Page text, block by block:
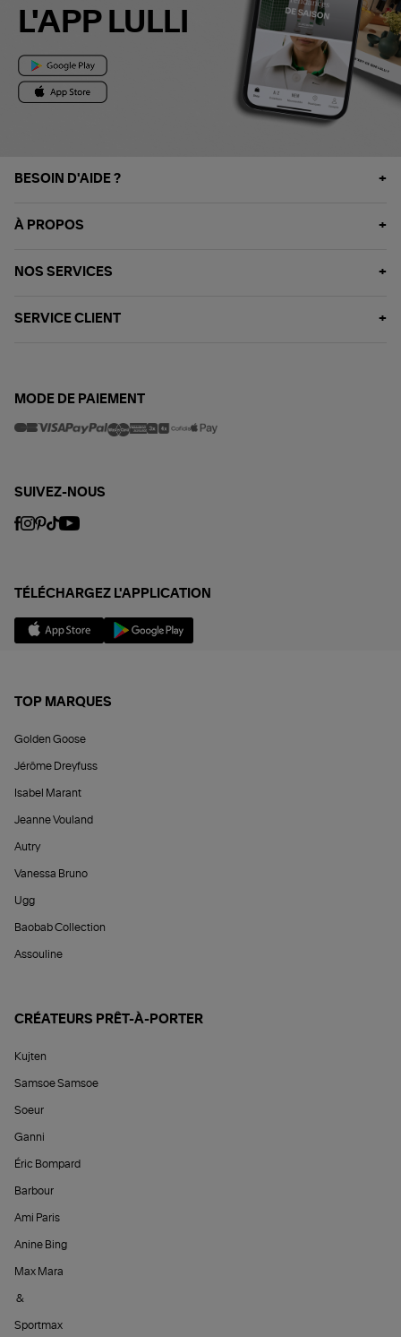
L'APP LULLI
BESOIN D'AIDE ?
À PROPOS
NOS SERVICES
SERVICE CLIENT
MODE DE PAIEMENT
SUIVEZ-NOUS
TÉLÉCHARGEZ L'APPLICATION
TOP MARQUES
Golden Goose
Jérôme Dreyfuss
Isabel Marant
Jeanne Vouland
Autry
Vanessa Bruno
Ugg
Baobab Collection
Assouline
CRÉATEURS PRÊT-À-PORTER
Kujten
Samsoe Samsoe
Soeur
Ganni
Éric Bompard
Barbour
Ami Paris
Anine Bing
Max Mara
&
Sportmax